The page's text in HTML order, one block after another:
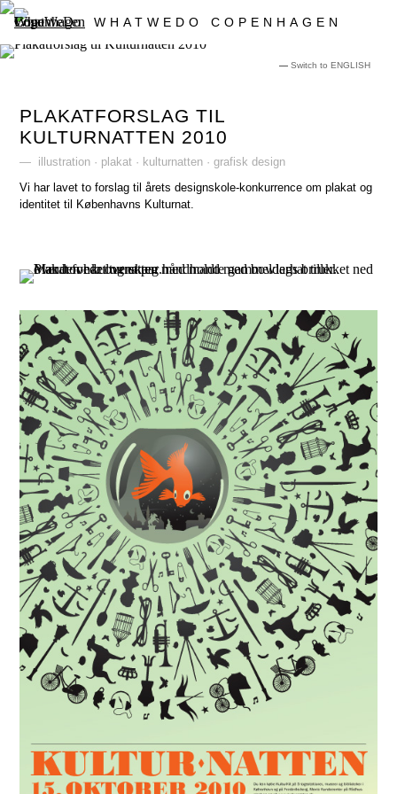
WHATWEDO COPENHAGEN
— Switch to ENGLISH
PLAKATFORSLAG TIL
KULTURNATTEN 2010
— illustration · plakat · kulturnatten · grafisk design
Vi har lavet to forslag til årets designskole-konkurrence om plakat og
identitet til Københavns Kulturnat.